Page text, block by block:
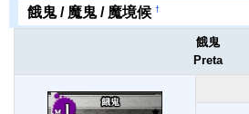
餓鬼 / 魔鬼 / 魔境候 †
餓鬼
Preta